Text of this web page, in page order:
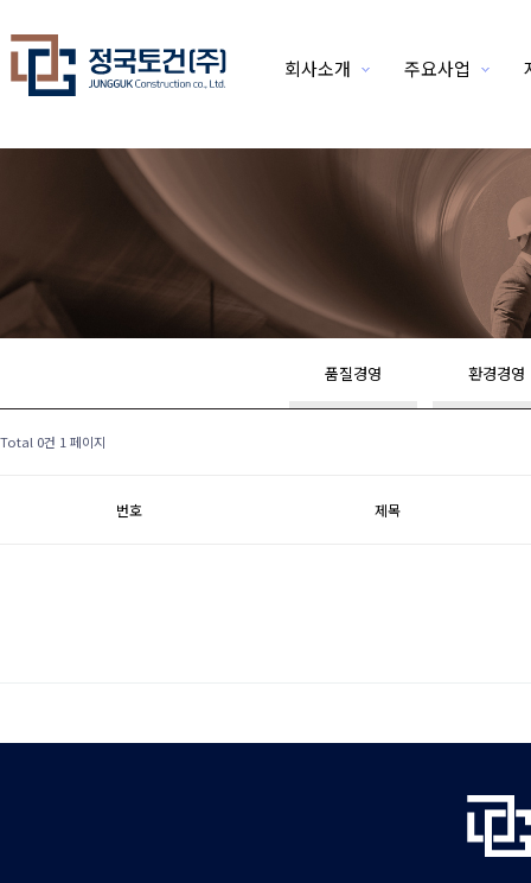
회사소개 주요사업
품질경영 환경경영
Total 0건 1 페이지
번호 제목